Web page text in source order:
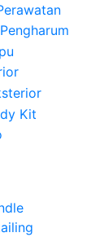
Pengharum
Kit